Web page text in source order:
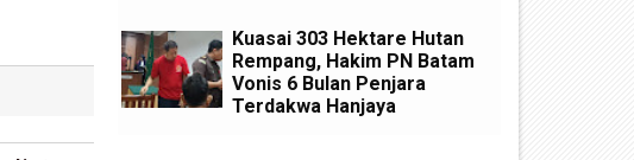
Kuasai 303 Hektare Hutan
Rempang, Hakim PN Batam
Vonis 6 Bulan Penjara
Terdakwa Hanjaya